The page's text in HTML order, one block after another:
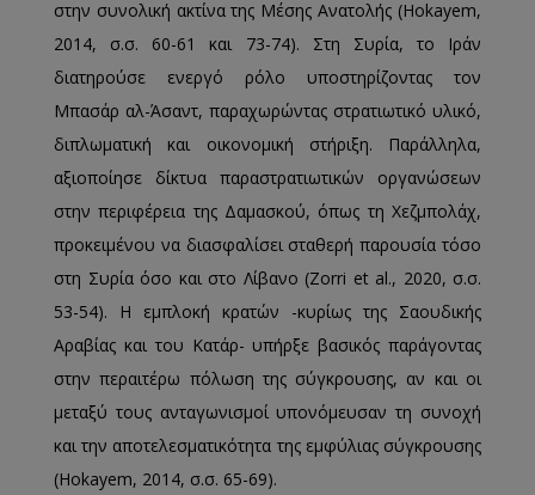
στην συνολική ακτίνα της Μέσης Ανατολής (Hokayem,
2014, σ.σ. 60-61 και 73-74). Στη Συρία, το Ιράν
διατηρούσε ενεργό ρόλο υποστηρίζοντας τον
Μπασάρ αλ-Άσαντ, παραχωρώντας στρατιωτικό υλικό,
διπλωματική και οικονομική στήριξη. Παράλληλα,
αξιοποίησε δίκτυα παραστρατιωτικών οργανώσεων
στην περιφέρεια της Δαμασκού, όπως τη Χεζμπολάχ,
προκειμένου να διασφαλίσει σταθερή παρουσία τόσο
στη Συρία όσο και στο Λίβανο (Zorri et al., 2020, σ.σ.
53-54). Η εμπλοκή κρατών -κυρίως της Σαουδικής
Αραβίας και του Κατάρ- υπήρξε βασικός παράγοντας
στην περαιτέρω πόλωση της σύγκρουσης, αν και οι
μεταξύ τους ανταγωνισμοί υπονόμευσαν τη συνοχή
και την αποτελεσματικότητα της εμφύλιας σύγκρουσης
(Hokayem, 2014, σ.σ. 65-69).